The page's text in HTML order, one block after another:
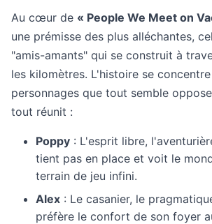
Au cœur de « People We Meet on
une prémisse des plus alléchantes,
"amis-amants" qui se construit à
les kilomètres. L'histoire se
personnages que tout semble
tout réunit :
Poppy : L'esprit libre,
tient pas en place et voit le
terrain de jeu infini.
Alex : Le casanier, le
préfère le confort de son foyer